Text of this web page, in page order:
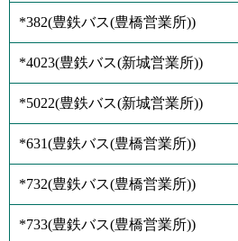
*382(豊鉄バス(豊橋営業所))
*4023(豊鉄バス(新城営業所))
*5022(豊鉄バス(新城営業所))
*631(豊鉄バス(豊橋営業所))
*732(豊鉄バス(豊橋営業所))
*733(豊鉄バス(豊橋営業所))